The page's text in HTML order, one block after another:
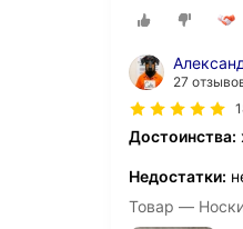
27
Достоинства:
Недостатки:
Товар —